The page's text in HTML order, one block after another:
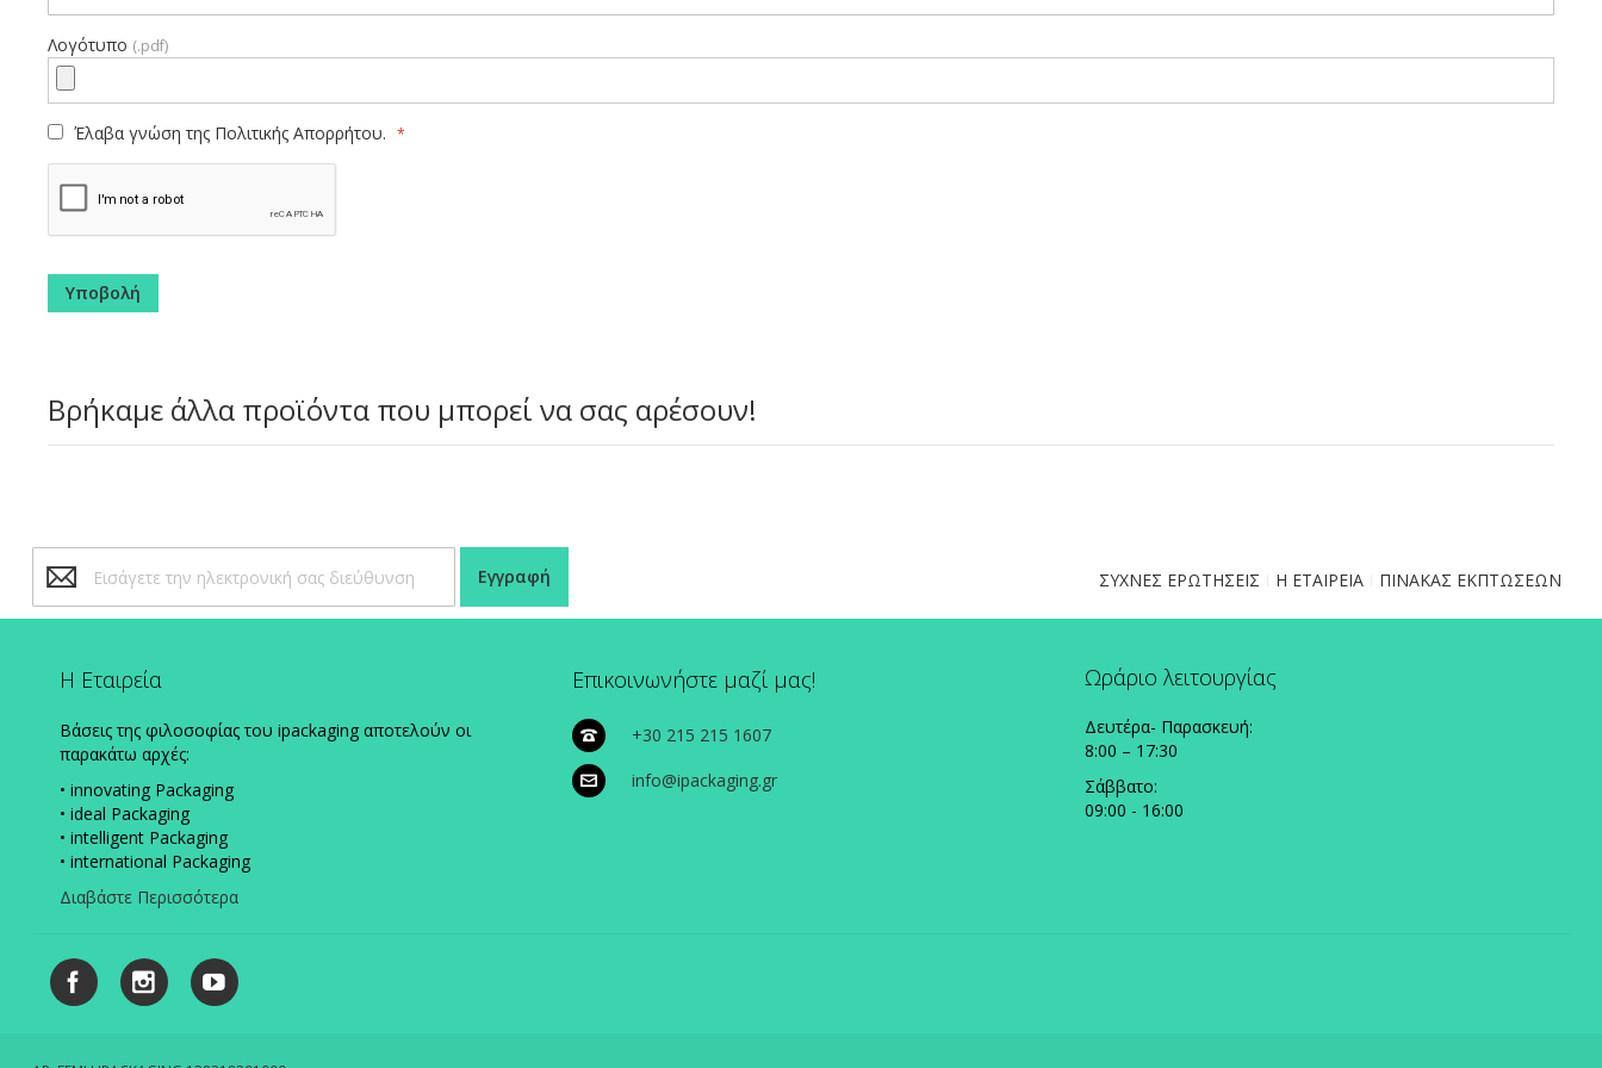
Λογότυπο (.pdf)
Έλαβα γνώση της Πολιτικής Απορρήτου.
Υποβολή
Βρήκαμε άλλα προϊόντα που μπορεί να σας αρέσουν!
στο
Ενημερωτικό
Εγγραφή ΣΥΧΝΕΣ ΕΡΩΤΗΣΕΙΣ Η ΕΤΑΙΡΕΙΑ ΠΙΝΑΚΑΣ ΕΚΠΤΩΣΕΩΝ
Η Εταιρεία
Βάσεις της φιλοσοφίας του ipackaging αποτελούν οι
παρακάτω αρχές:
• innovating Packaging
• ideal Packaging
• intelligent Packaging
• international Packaging
Διαβάστε Περισσότερα
Επικοινωνήστε μαζί μας!
+30 215 215 1607
info@ipackaging.gr
Ωράριο λειτουργίας
Δευτέρα- Παρασκευή:
8:00 – 17:30
Σάββατο:
09:00 - 16:00